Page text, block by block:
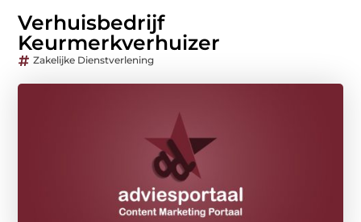
Verhuisbedrijf
Keurmerkverhuizer
Zakelijke Dienstverlening